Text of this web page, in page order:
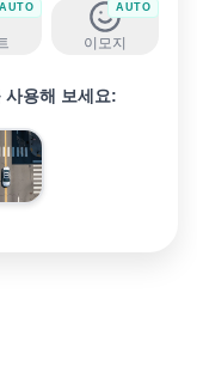
AUTO AUTO
이모지
사용해 보세요: